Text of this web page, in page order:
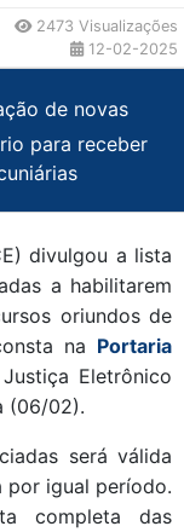
2473 Visualizações
12-02-2025
de novas
para receber
divulgou a lista
a habilitarem
oriundos de
na Portaria
Eletrônico
(06/02).
será válida
por igual período.
completa das